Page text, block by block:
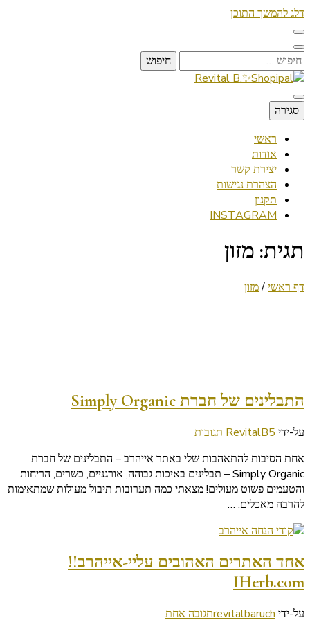
דלג להמשך התוכן
חיפוש:
Revital B.✨Shopipal
Lifestyle ✦ Beauty ✦ Vegan ✦ Travel
סגירה
ראשי
אודות
יצירת קשר
הצהרת נגישות
תקנון
INSTAGRAM
תגית: מזון
דף ראשי/מזון
התבלינים של חברת Simply Organic
על-ידי RevitalB5 תגובות
על
של
חברת
Simply
אחת הסיבות להתאהבות שלי באתר אייהרב – התבלינים של חברת
Simply Organic – תבלינים באיכות גבוהה, אורגניים, כשרים, הריחות
והטעמים פשוט מעולים! מצאתי כמה תערובות תיבול מעולות שמתאימות
להרבה מאכלים. …
אחד האתרים האהובים עליי-אייהרב!!
IHerb.com
על-ידי revitalbaruchתגובה אחתעל